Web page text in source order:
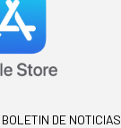
BOLETIN DE NOTICIAS